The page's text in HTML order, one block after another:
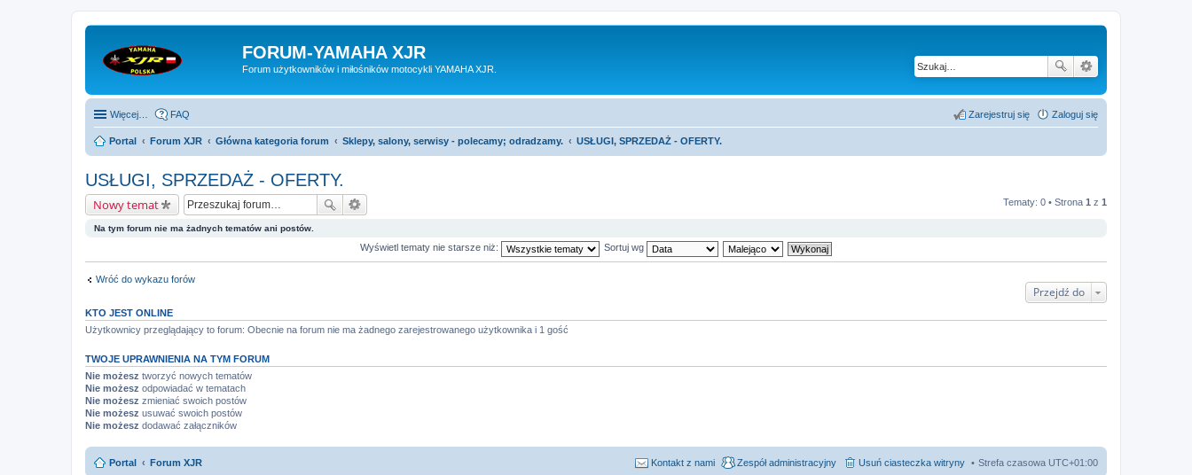
FORUM-YAMAHA XJR
Forum użytkowników i miłośników motocykli YAMAHA XJR.
Więcej… FAQ Zaloguj się
Zarejestruj się
Portal Forum XJR Główna kategoria forum Sklepy, salony, serwisy - polecamy; odradzamy. USŁUGI, SPRZEDAŻ - OFERTY.
USŁUGI, SPRZEDAŻ - OFERTY.
Nowy temat Tematy: 0 • Strona 1 z 1
Na tym forum nie ma żadnych tematów ani postów.
Wyświetl tematy nie starsze niż: Sortuj wg
Wróć do wykazu forów
Przejdź do
KTO JEST ONLINE
Użytkownicy przeglądający to forum: Obecnie na forum nie ma żadnego zarejestrowanego użytkownika i 1 gość
TWOJE UPRAWNIENIA NA TYM FORUM
Nie możesz tworzyć nowych tematów
Nie możesz odpowiadać w tematach
Nie możesz zmieniać swoich postów
Nie możesz usuwać swoich postów
Nie możesz dodawać załączników
Portal Forum XJR Strefa czasowa UTC+01:00
Usuń ciasteczka witryny
Zespół administracyjny
Kontakt z nami